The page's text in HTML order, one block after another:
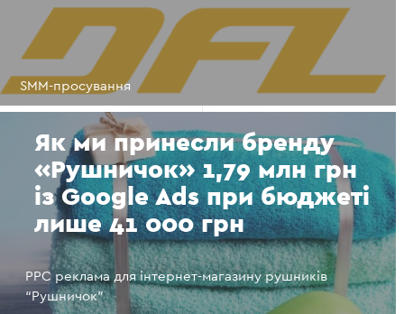
SMM-просування
Як ми принесли бренду
«Рушничок» 1,79 млн грн
із Google Ads при бюджеті
лише 41 000 грн
PPC реклама для інтернет-магазину рушників
“Рушничок”